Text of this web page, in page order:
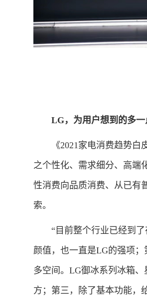
LG，为用户想到的多一
《2021家电消费趋势白皮
之个性化、需求细分、高端
性消费向品质消费、从已有
索。
“目前整个行业已经到了
颜值，也一直是LG的强项
多空间。LG御冰系列冰箱
方；第三，除了基本功能，